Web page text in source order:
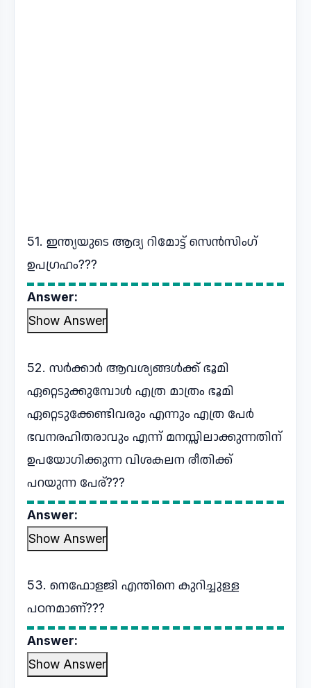
51. ഇന്ത്യയുടെ ആദ്യ റിമോട്ട് സെൻസിംഗ്
ഉപഗ്രഹം???
Answer:
Show Answer
52. സർക്കാർ ആവശ്യങ്ങൾക്ക് ഭൂമി
ഏറ്റെടുക്കുമ്പോൾ എത്ര മാത്രം ഭൂമി
ഏറ്റെടുക്കേണ്ടിവരും എന്നും എത്ര പേർ
ഭവനരഹിതരാവും എന്ന് മനസ്സിലാക്കുന്നതിന്
ഉപയോഗിക്കുന്ന വിശകലന രീതിക്ക്
പറയുന്ന പേര്???
Answer:
Show Answer
53. നെഫോളജി എന്തിനെ കുറിച്ചുള്ള
പഠനമാണ്???
Answer:
Show Answer